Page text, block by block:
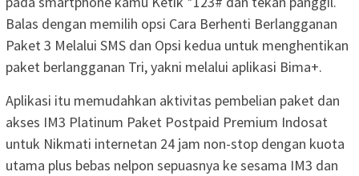
Balas dengan memilih opsi Cara Berhenti Berlangganan
Paket 3 Melalui SMS dan Opsi kedua untuk menghentikan
paket berlangganan Tri, yakni melalui aplikasi Bima+.
Aplikasi itu memudahkan aktivitas pembelian paket dan
akses IM3 Platinum Paket Postpaid Premium Indosat
untuk Nikmati internetan 24 jam non-stop dengan kuota
utama plus bebas nelpon sepuasnya ke sesama IM3 dan